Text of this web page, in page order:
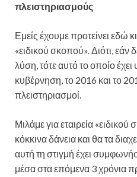
πλειστηριασμούς
Εμείς έχουμε προτείνει εδώ
«ειδικού σκοπού». Διότι, εάν
λύση, τότε αυτό το οποίο
κυβέρνηση, το 2016 και το
πλειστηριασμοί.
Μιλάμε για εταιρεία
κόκκινα δάνεια και θα τα
αυτή τη στιγμή έχει
μέσα στα επόμενα 3 χρόνια